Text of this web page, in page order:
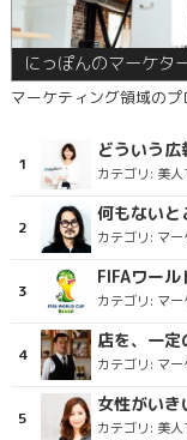
にっぽんのマーケタ
マーケティング領域の
どういう
カテゴリ: 美
何もないと
カテゴリ: マ
FIFAワー
カテゴリ: マー
店を、一
カテゴリ: マ
女性がい
カテゴリ: 美